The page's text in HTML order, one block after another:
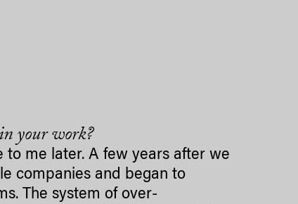
your work?
to me later. A few years after we
companies and began to
The system of over-